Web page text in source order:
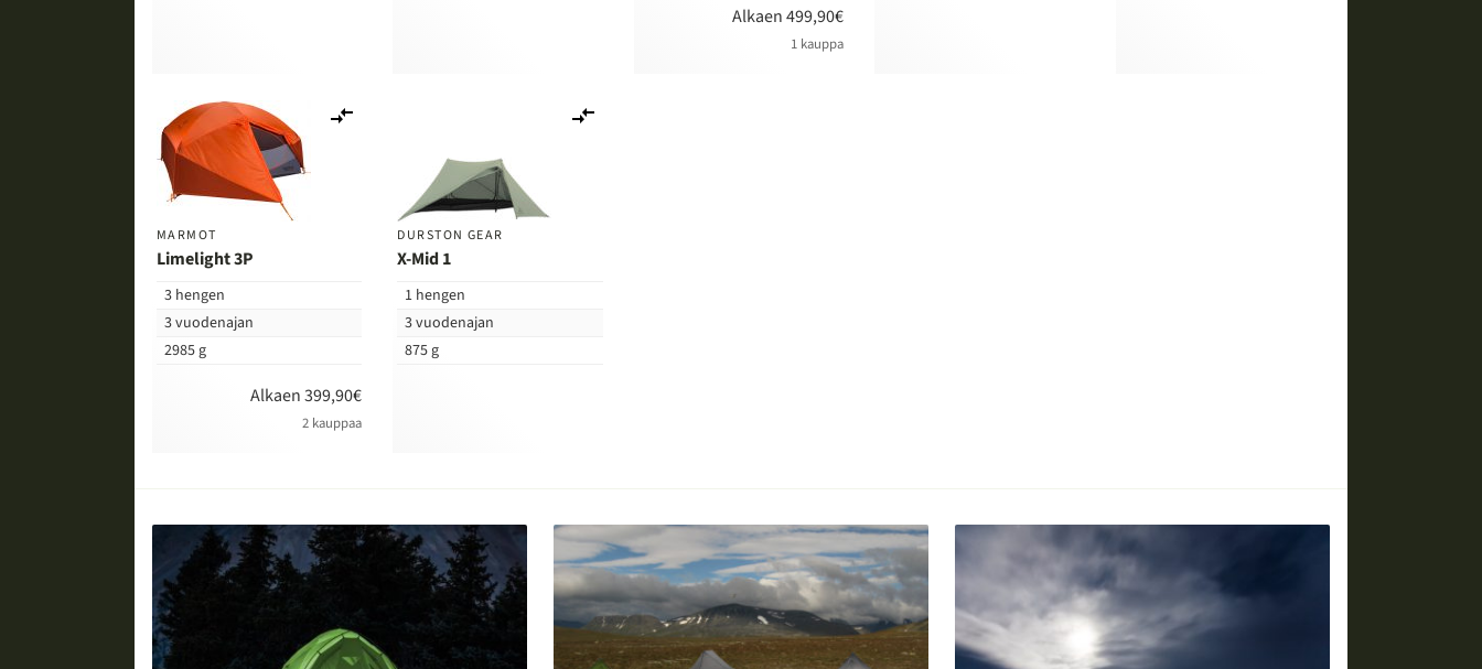
Alkaen 499,90€
1 kauppa
MARMOT
Limelight 3P
3 hengen
3 vuodenajan
2985 g
Alkaen 399,90€
2 kauppaa
DURSTON GEAR
X-Mid 1
1 hengen
3 vuodenajan
875 g